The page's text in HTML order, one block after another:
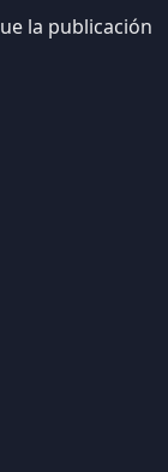
la publicación